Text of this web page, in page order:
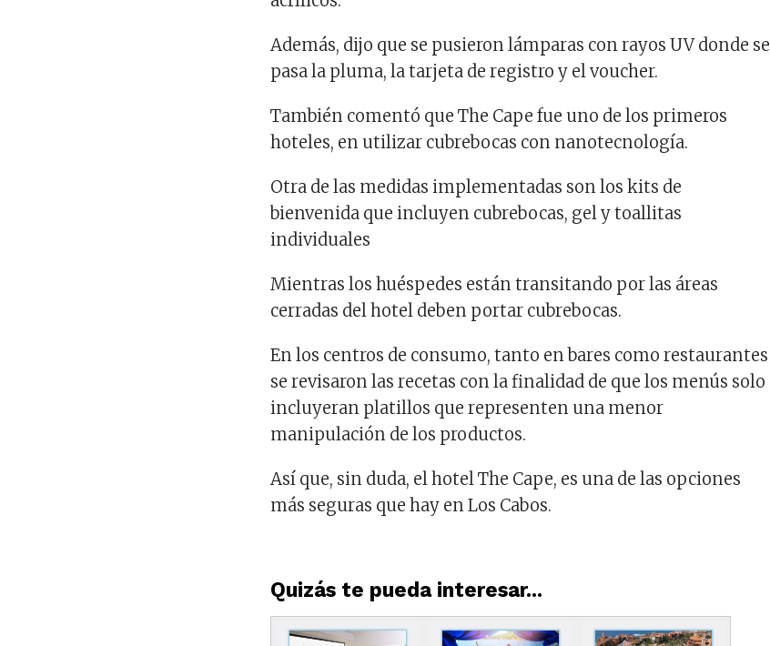
Además, dijo que se pusieron lámparas con rayos UV donde se
pasa la pluma, la tarjeta de registro y el voucher.
También comentó que The Cape fue uno de los primeros
hoteles, en utilizar cubrebocas con nanotecnología.
Otra de las medidas implementadas son los kits de
bienvenida que incluyen cubrebocas, gel y toallitas
individuales
Mientras los huéspedes están transitando por las áreas
cerradas del hotel deben portar cubrebocas.
En los centros de consumo, tanto en bares como restaurantes
se revisaron las recetas con la finalidad de que los menús solo
incluyeran platillos que representen una menor
manipulación de los productos.
Así que, sin duda, el hotel The Cape, es una de las opciones
más seguras que hay en Los Cabos.
Quizás te pueda interesar...